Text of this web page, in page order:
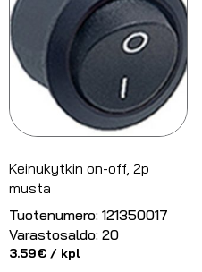
Keinukytkin on-off, 2p
musta
Tuotenumero: 121350017
Varastosaldo: 20
3.59€ / kpl